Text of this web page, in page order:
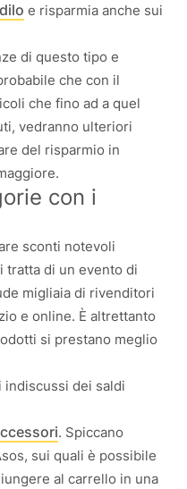
e risparmia anche sui
di questo tipo e
che con il
che fino ad a quel
vedranno ulteriori
del risparmio in
con i
sconti notevoli
tratta di un evento di
migliaia di rivenditori
e online. È altrettanto
si prestano meglio
indiscussi dei saldi
. Spiccano
sui quali è possibile
al carrello in una